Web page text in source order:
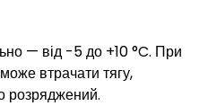
— від -5 до +10 °C. При
втрачати тягу,
розряджений.